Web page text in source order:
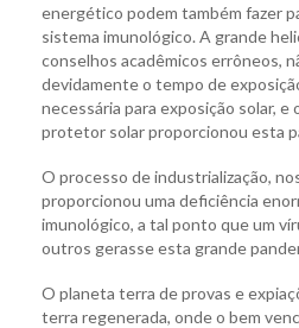
energético podem também fazer
sistema imunológico. A grande
conselhos acadêmicos errôneos,
devidamente o tempo de
necessária para exposição solar, e
protetor solar proporcionou esta
O processo de industrialização,
proporcionou uma deficiência
imunológico, a tal ponto que um
outros gerasse esta grande
O planeta terra de provas e
terra regenerada, onde o bem